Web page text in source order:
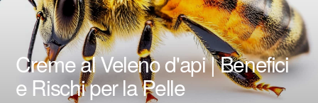
Creme al Veleno d'api | Benefici
e Rischi per la Pelle